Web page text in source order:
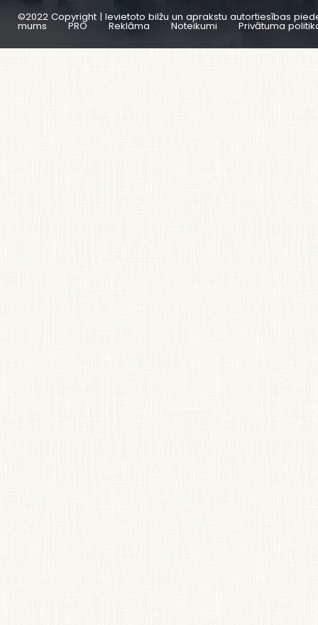
©2022 Copyright | Ievietoto bilžu un aprakstu autortiesības
mums PRO Reklāma Noteikumi Privātuma